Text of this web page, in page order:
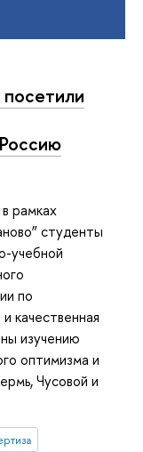
рамках
студенты
учебной
по
качественная
изучению
оптимизма и
Чусовой и